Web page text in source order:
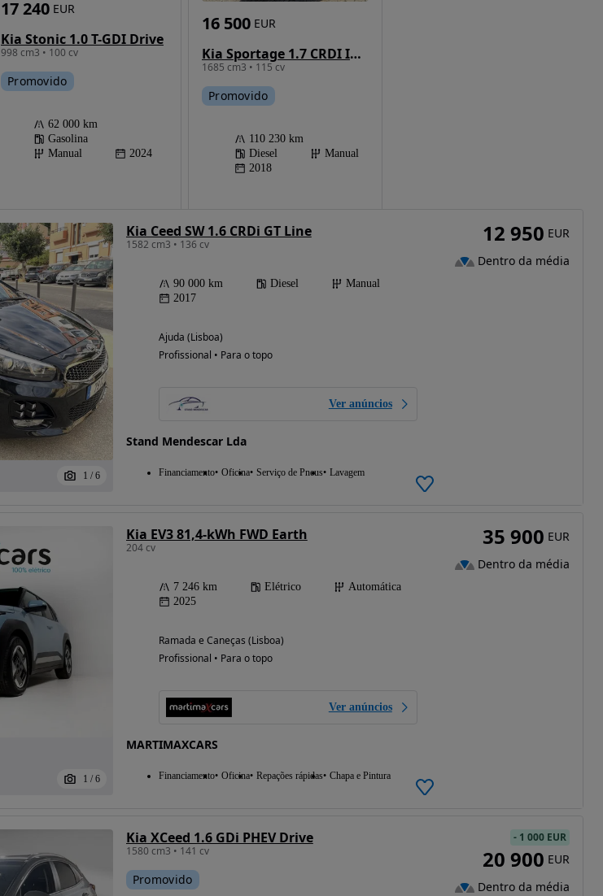
Possibilidade de
financiamento
Kia Stonic 1.0 T-GDI Drive
998 cm3 • 100 cv
17 240 EUR
Promovido
62 000 km
Gasolina
Manual
2024
Kia Sportage 1.7 CRDI ISG TX
1685 cm3 • 115 cv
16 500 EUR
Promovido
110 230 km
Diesel
Manual
2018
1 / 6
Kia Ceed SW 1.6 CRDi GT Line
1582 cm3 • 136 cv
90 000 km Diesel
Manual
2017
Ajuda (Lisboa)
Profissional • Para o topo
Ver anúncios
Stand Mendescar Lda
Financiamento Oficina Serviço de Pneus Lavagem
12 950 EUR
Dentro da média
1 / 6
Kia EV3 81,4-kWh FWD Earth
204 cv
7 246 km Elétrico
Automática
2025
Ramada e Caneças (Lisboa)
Profissional • Para o topo
Ver anúncios
MARTIMAXCARS
Financiamento Oficina Repações rápidas Chapa e Pintura
35 900 EUR
Dentro da média
Kia XCeed 1.6 GDi PHEV Drive
1580 cm3 • 141 cv
Promovido
- 1 000 EUR
20 900 EUR
Dentro da média